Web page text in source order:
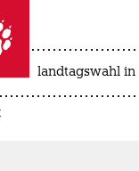
landtagswahl in